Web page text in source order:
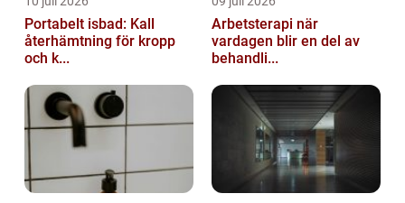
Portabelt isbad: Kall
återhämtning för kropp
och k...
Arbetsterapi när
vardagen blir en del av
behandli...